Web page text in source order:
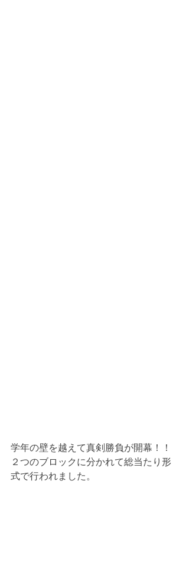
学年の壁を越えて真剣勝負が開幕！！
２つのブロックに分かれて総当たり形
式で行われました。